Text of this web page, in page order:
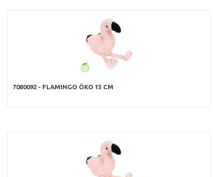
7080092 - FLAMINGO ÖKO 15 CM